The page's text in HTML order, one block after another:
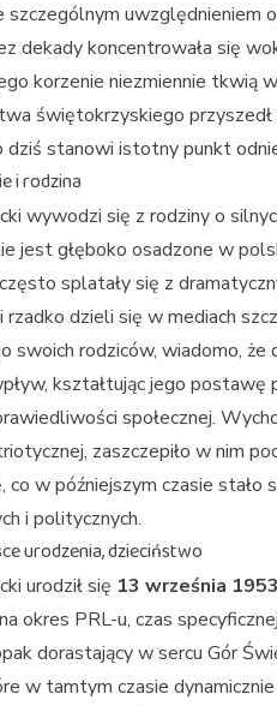
szczególnym uwzględnieniem
dekady koncentrowała się
korzenie niezmiennie tkwią
świętokrzyskiego
dziś stanowi istotny punkt
i rodzina
wywodzi się z rodziny o
jest głęboko osadzone w
splatały się z
rzadko dzieli się w mediach
swoich rodziców, wiadomo, że
kształtując jego postawę
społecznej.
zaszczepiło w nim
w późniejszym czasie stało
i politycznych.
urodzenia, dzieciństwo
urodził się 13 września
okres PRL-u, czas
dorastający w sercu Gór
w tamtym czasie dynamicznie